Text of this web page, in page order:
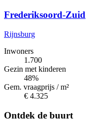
Frederiksoord-Zuid
Rijnsburg
Inwoners
1.700
Gezin met kinderen
48%
Gem. vraagprijs / m²
€ 4.325
Ontdek de buurt